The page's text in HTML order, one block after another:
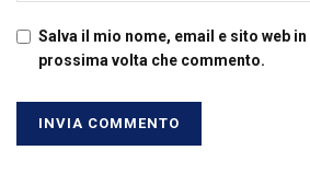
Salva il mio nome, email e sito web
prossima volta che commento.